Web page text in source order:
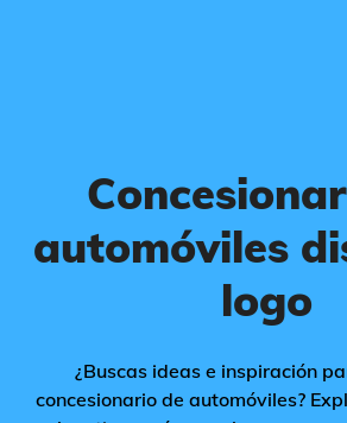
automóviles
logo
¿Buscas ideas e inspiración
concesionario de automóviles?